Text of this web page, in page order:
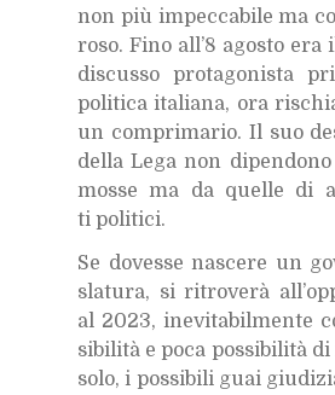
non più im­pec­ca­bi­le ma
ro­so. Fino al­l’8 ago­sto
di­scus­so pro­ta­go­ni­sta
po­li­ti­ca ita­lia­na, ora
un com­pri­ma­rio. Il suo
del­la Lega non
mos­se ma da quel­le di
ti po­li­ti­ci.
Se do­ves­se na­sce­re un
sla­tu­ra, si ri­tro­ve­rà
al 2023, ine­vi­ta­bil­men­te
si­bi­li­tà e poca pos­si­bi­li­tà
solo, i pos­si­bi­li guai